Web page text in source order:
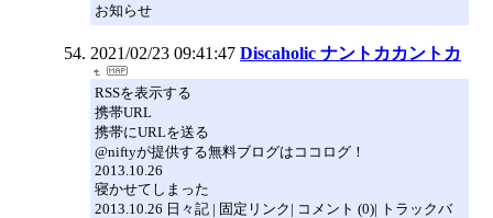
お知らせ
2021/02/23 09:41:47 Discaholic ナントカカントカ
RSSを表示する
携帯URL
携帯にURLを送る
@niftyが提供する無料ブログはココログ！
2013.10.26
寝かせてしまった
2013.10.26 日々記 | 固定リンク| コメント (0)| トラックバ